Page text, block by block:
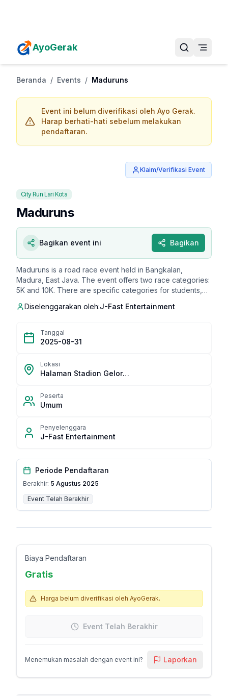
AyoGerak
Beranda / Events / Maduruns
Event ini belum diverifikasi oleh Ayo Gerak.
Harap berhati-hati sebelum melakukan
pendaftaran.
Klaim/Verifikasi Event
City Run Lari Kota
Maduruns
Bagikan event ini Bagikan
Maduruns is a road race event held in Bangkalan,
Madura, East Java. The event offers two race categories:
5K and 10K. There are specific categories for students,
Diselenggarakan oleh:J-Fast Entertainment
Tanggal
2025-08-31
Lokasi
Halaman Stadion Gelora Bangkalan
Peserta
Umum
Penyelenggara
J-Fast Entertainment
Periode Pendaftaran
Berakhir: 5 Agustus 2025
Event Telah Berakhir
Biaya Pendaftaran
Gratis
Harga belum diverifikasi oleh AyoGerak.
Event Telah Berakhir
Menemukan masalah dengan event ini? Laporkan